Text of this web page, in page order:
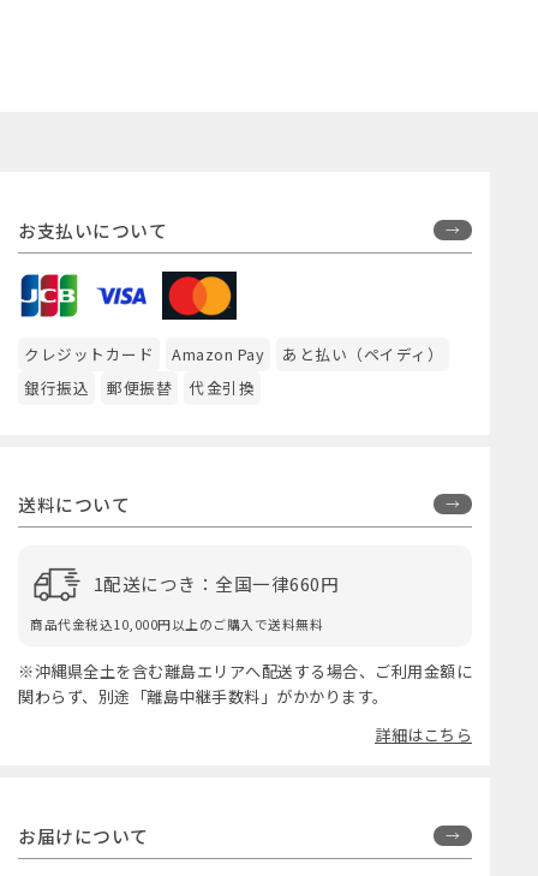
お支払いについて
クレジットカード Amazon Pay
あと払い（ペイディ）
銀行振込
郵便振替 代金引換
送料について
1配送につき：全国一律660円
商品代金税込10,000円以上のご購入で送料無料
※沖縄県全土を含む離島エリアへ配送する場合、ご利用金額に
関わらず、別途「離島中継手数料」がかかります。
詳細はこちら
お届けについて